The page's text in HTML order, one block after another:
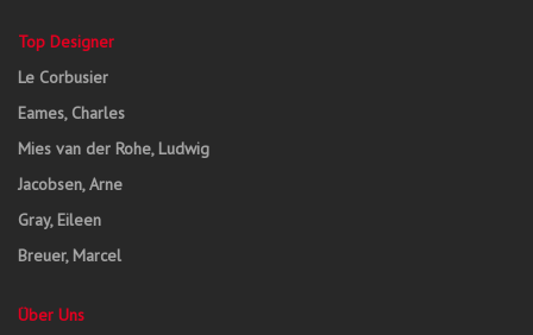
Top Designer
Le Corbusier
Eames, Charles
Mies van der Rohe, Ludwig
Jacobsen, Arne
Gray, Eileen
Breuer, Marcel
Über Uns